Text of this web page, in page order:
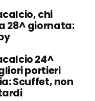
chi
28^ giornata:
24^
portieri
Scuffet, non